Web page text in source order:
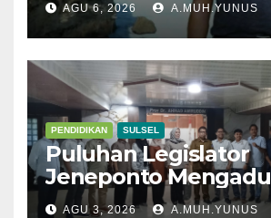
AGU 6, 2026 A.MUH.YUNUS
PENDIDIKAN SULSEL
Puluhan Legislator
Jeneponto
Disdik Sulsel
AGU 3, 2026 A.MUH.YUNUS